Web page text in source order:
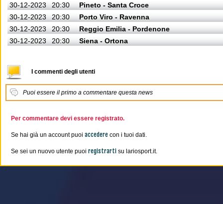
30-12-2023
20:30
Pineto - Santa Croce
30-12-2023
20:30
Porto Viro - Ravenna
30-12-2023
20:30
Reggio Emilia - Pordenone
30-12-2023
20:30 Siena - Ortona
I commenti degli utenti
Puoi essere il primo a commentare questa news
Per commentare devi essere registrato.
Se hai già un account puoi accedere con i tuoi dati.
Se sei un nuovo utente puoi registrarti su lariosport.it.